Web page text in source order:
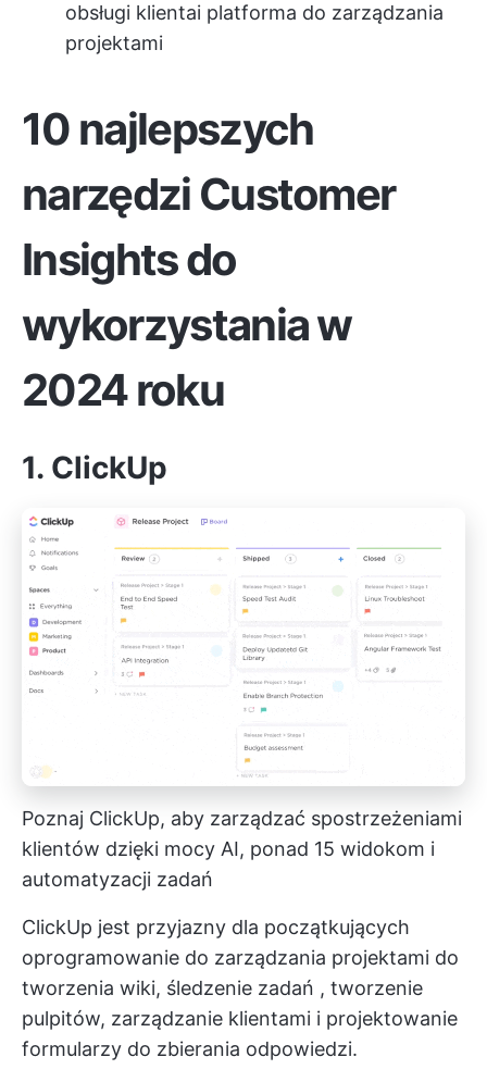
obsługi klientai platforma do zarządzania
projektami
10 najlepszych
narzędzi Customer
Insights do
wykorzystania w
2024 roku
1. ClickUp
Poznaj ClickUp, aby zarządzać spostrzeżeniami
klientów dzięki mocy AI, ponad 15 widokom i
automatyzacji zadań
ClickUp jest przyjazny dla początkujących
oprogramowanie do zarządzania projektami do
tworzenia wiki, śledzenie zadań , tworzenie
pulpitów, zarządzanie klientami i projektowanie
formularzy do zbierania odpowiedzi.